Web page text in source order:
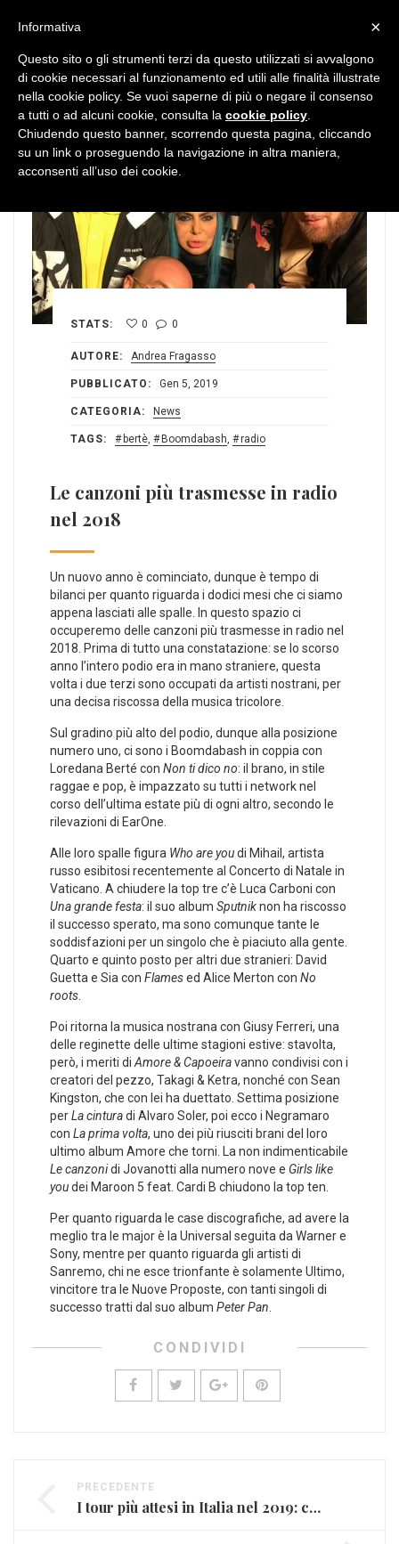
STATS: 0 0
AUTORE: Andrea Fragasso
PUBBLICATO: Gen 5, 2019
CATEGORIA: News
TAGS: bertè, Boomdabash, radio
Le canzoni più trasmesse in radio
nel 2018
Un nuovo anno è cominciato, dunque è tempo di
bilanci per quanto riguarda i dodici mesi che ci siamo
appena lasciati alle spalle. In questo spazio ci
occuperemo delle canzoni più trasmesse in radio nel
2018. Prima di tutto una constatazione: se lo scorso
anno l’intero podio era in mano straniere, questa
volta i due terzi sono occupati da artisti nostrani, per
una decisa riscossa della musica tricolore.
Sul gradino più alto del podio, dunque alla posizione
numero uno, ci sono i Boomdabash in coppia con
Loredana Berté con Non ti dico no: il brano, in stile
raggae e pop, è impazzato su tutti i network nel
corso dell’ultima estate più di ogni altro, secondo le
rilevazioni di EarOne.
Alle loro spalle figura Who are youdi Mihail, artista
russo esibitosi recentemente al Concerto di Natale in
Vaticano. A chiudere la top tre c’è Luca Carboni con
Una grande festa: il suo album Sputniknon ha riscosso
il successo sperato, ma sono comunque tante le
soddisfazioni per un singolo che è piaciuto alla gente.
Quarto e quinto posto per altri due stranieri: David
Guetta e Sia con Flamesed Alice Merton con No
roots.
Poi ritorna la musica nostrana con Giusy Ferreri, una
delle reginette delle ultime stagioni estive: stavolta,
però, i meriti diAmore & Capoeiravanno condivisi con i
creatori del pezzo, Takagi & Ketra, nonché con Sean
Kingston, che con lei ha duettato. Settima posizione
perLa cinturadi Alvaro Soler, poi ecco i Negramaro
con La prima volta, uno dei più riusciti brani del loro
ultimo album Amore che torni. La non indimenticabile
Le canzonidi Jovanotti alla numero nove e Girls like
youdei Maroon 5 feat. Cardi B chiudono la top ten.
Per quanto riguarda le case discografiche, ad avere la
meglio tra le major è la Universal seguita da Warner e
Sony, mentre per quanto riguarda gli artisti di
Sanremo, chi ne esce trionfante è solamente Ultimo,
vincitore tra le Nuove Proposte, con tanti singoli di
successo tratti dal suo album Peter Pan.
CONDIVIDI
PRECEDENTE
I tour più attesi in Italia nel 2019: ci sono Vasco e Jovanotti
×
Informativa
Questo sito o gli strumenti terzi da questo utilizzati si avvalgono
di cookie necessari al funzionamento ed utili alle finalità illustrate
nella cookie policy. Se vuoi saperne di più o negare il consenso
a tutti o ad alcuni cookie, consulta la cookie policy
Chiudendo questo banner, scorrendo questa pagina, cliccando
su un link o proseguendo la navigazione in altra maniera,
acconsenti all’uso dei cookie.